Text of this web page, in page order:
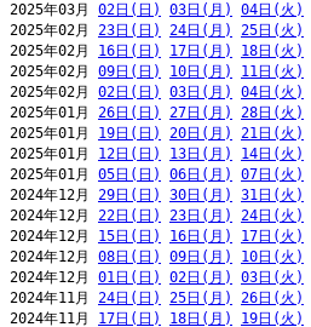
2025年03月 02日(日) 03日(月) 04日(火)
2025年02月 23日(日) 24日(月) 25日(火)
2025年02月 16日(日) 17日(月) 18日(火)
2025年02月 09日(日) 10日(月) 11日(火)
2025年02月 02日(日) 03日(月) 04日(火)
2025年01月 26日(日) 27日(月) 28日(火)
2025年01月 19日(日) 20日(月) 21日(火)
2025年01月 12日(日) 13日(月) 14日(火)
2025年01月 05日(日) 06日(月) 07日(火)
2024年12月 29日(日) 30日(月) 31日(火)
2024年12月 22日(日) 23日(月) 24日(火)
2024年12月 15日(日) 16日(月) 17日(火)
2024年12月 08日(日) 09日(月) 10日(火)
2024年12月 01日(日) 02日(月) 03日(火)
2024年11月 24日(日) 25日(月) 26日(火)
2024年11月 17日(日) 18日(月) 19日(火)